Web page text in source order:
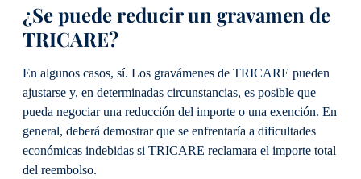
¿Se puede reducir un gravamen de
TRICARE?
En algunos casos, sí. Los gravámenes de TRICARE pueden
ajustarse y, en determinadas circunstancias, es posible que
pueda negociar una reducción del importe o una exención. En
general, deberá demostrar que se enfrentaría a dificultades
económicas indebidas si TRICARE reclamara el importe total
del reembolso.